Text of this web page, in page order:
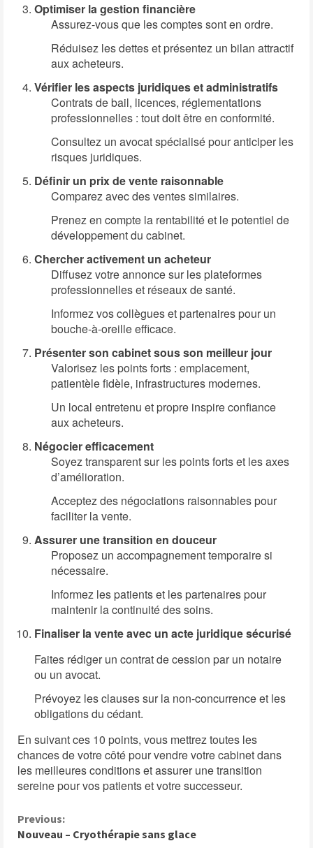
Optimiser la gestion financière
Assurez-vous que les comptes sont en ordre.
Réduisez les dettes et présentez un bilan attractif
aux acheteurs.
Vérifier les aspects juridiques et administratifs
Contrats de bail, licences, réglementations
professionnelles : tout doit être en conformité.
Consultez un avocat spécialisé pour anticiper les
risques juridiques.
Définir un prix de vente raisonnable
Comparez avec des ventes similaires.
Prenez en compte la rentabilité et le potentiel de
développement du cabinet.
Chercher activement un acheteur
Diffusez votre annonce sur les plateformes
professionnelles et réseaux de santé.
Informez vos collègues et partenaires pour un
bouche-à-oreille efficace.
Présenter son cabinet sous son meilleur jour
Valorisez les points forts : emplacement,
patientèle fidèle, infrastructures modernes.
Un local entretenu et propre inspire confiance
aux acheteurs.
Négocier efficacement
Soyez transparent sur les points forts et les axes
d’amélioration.
Acceptez des négociations raisonnables pour
faciliter la vente.
Assurer une transition en douceur
Proposez un accompagnement temporaire si
nécessaire.
Informez les patients et les partenaires pour
maintenir la continuité des soins.
Finaliser la vente avec un acte juridique sécurisé
Faites rédiger un contrat de cession par un notaire
ou un avocat.
Prévoyez les clauses sur la non-concurrence et les
obligations du cédant.
En suivant ces 10 points, vous mettrez toutes les
chances de votre côté pour vendre votre cabinet dans
les meilleures conditions et assurer une transition
sereine pour vos patients et votre successeur.
C
Previous:
Nouveau – Cryothérapie sans glace